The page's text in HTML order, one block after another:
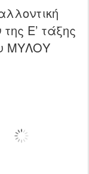
Ε’ τάξης
ΜΥΛΟΥ